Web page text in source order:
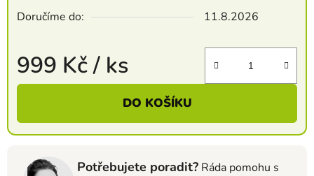
Doručíme do:
11.8.2026
999 Kč/ ks
Měrná cena:
DO KOŠÍKU
Potřebujete poradit? Ráda pomohu s